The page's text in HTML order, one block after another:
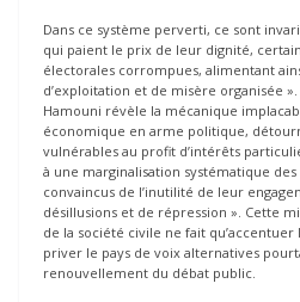
Dans ce système perverti, ce sont
qui paient le prix de leur dignité,
électorales corrompues, alimentant
d’exploitation et de misère organisée
Hamouni révèle la mécanique
économique en arme politique,
vulnérables au profit d’intérêts
à une marginalisation systématique
convaincus de l’inutilité de leur
désillusions et de répression ». Cette
de la société civile ne fait
priver le pays de voix alternatives
renouvellement du débat public.